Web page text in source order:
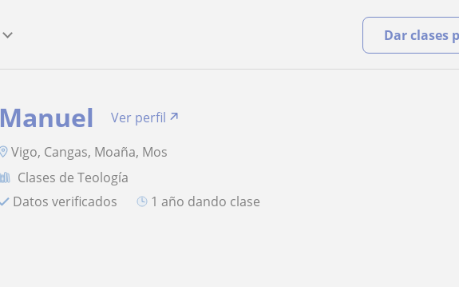
Dar clases
Manuel
Ver perfil
Vigo, Cangas, Moaña, Mos
Clases de Teología
Datos verificados
1 año dando clase